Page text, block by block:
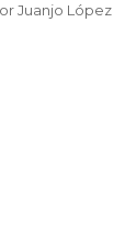
Juanjo López